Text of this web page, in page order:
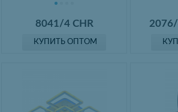
8041/4 CHR
КУПИТЬ ОПТОМ